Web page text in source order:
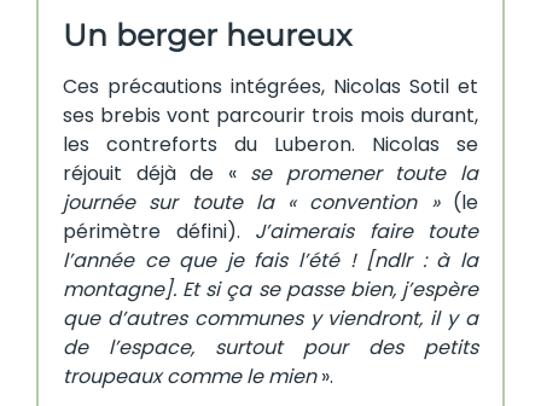
Un berger heureux
Ces précautions intégrées, Nicolas Sotil et
ses brebis vont parcourir trois mois durant,
les contreforts du Luberon. Nicolas se
réjouit déjà de « se promener toute la
journée sur toute la « convention » (le
périmètre défini). J’aimerais faire toute
l’année ce que je fais l’été ! [ndlr : à la
montagne]. Et si ça se passe bien, j’espère
que d’autres communes y viendront, il y a
de l’espace, surtout pour des petits
troupeaux comme le mien».